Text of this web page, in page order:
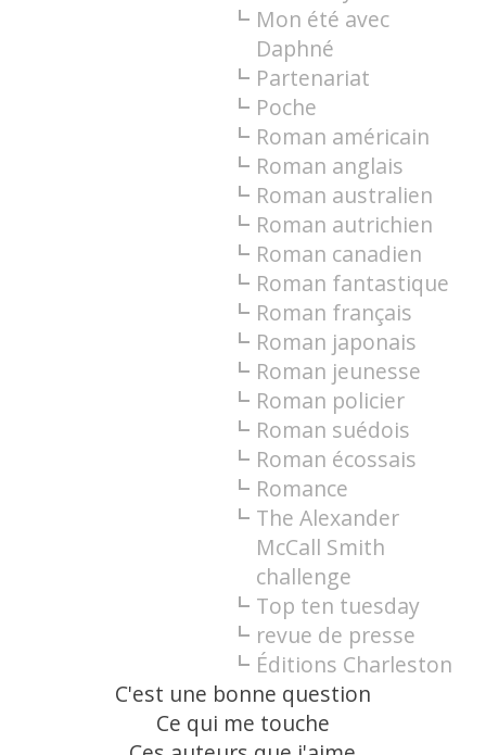
Mon été avec
Daphné
Partenariat
Poche
Roman américain
Roman anglais
Roman australien
Roman autrichien
Roman canadien
Roman fantastique
Roman français
Roman japonais
Roman jeunesse
Roman policier
Roman suédois
Roman écossais
Romance
The Alexander
McCall Smith
challenge
Top ten tuesday
revue de presse
Éditions Charleston
C'est une bonne question
Ce qui me touche